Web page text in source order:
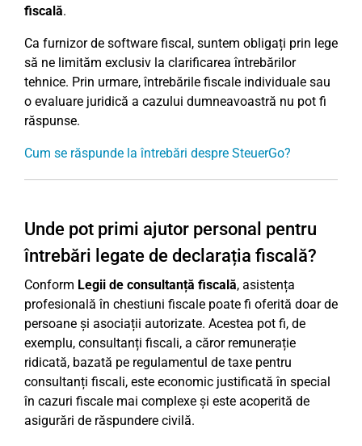
fiscală.
Ca furnizor de software fiscal, suntem obligați prin lege
să ne limităm exclusiv la clarificarea întrebărilor
tehnice. Prin urmare, întrebările fiscale individuale sau
o evaluare juridică a cazului dumneavoastră nu pot fi
răspunse.
Cum se răspunde la întrebări despre SteuerGo?
Unde pot primi ajutor personal pentru
întrebări legate de declarația fiscală?
Conform Legii de consultanță fiscală, asistența
profesională în chestiuni fiscale poate fi oferită doar de
persoane și asociații autorizate. Acestea pot fi, de
exemplu, consultanți fiscali, a căror remunerație
ridicată, bazată pe regulamentul de taxe pentru
consultanți fiscali, este economic justificată în special
în cazuri fiscale mai complexe și este acoperită de
asigurări de răspundere civilă.